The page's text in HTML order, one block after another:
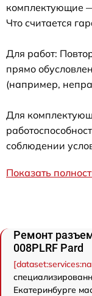
комплектующие
Что считается
Для работ:
прямо
(например,
Для
соблюдении
Показать
Ремонт
008PLRF Pard
Екатеринбурге